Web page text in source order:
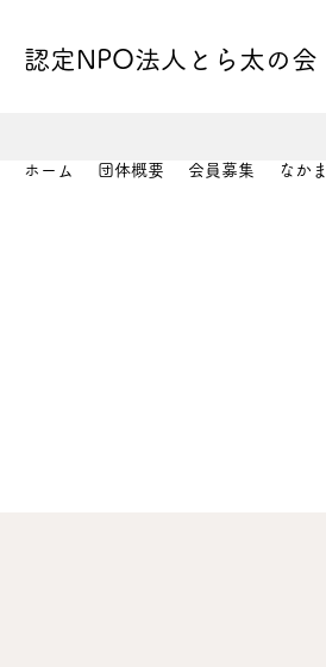
認定NPO法人とら太の会
ホーム 団体概要 会員募集 なかま